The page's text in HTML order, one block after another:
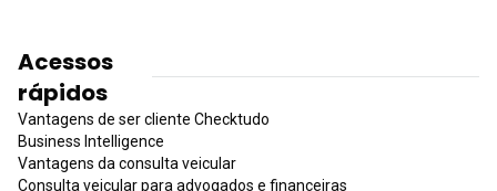
Acessos
rápidos
Vantagens de ser cliente Checktudo
Business Intelligence
Vantagens da consulta veicular
Consulta veicular para advogados e financeiras